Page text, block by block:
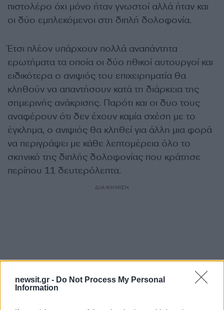
newsit.gr - Do Not Process My Personal
Information
πιστολέρο όχι μόνο ήταν γνωστοί αλλά ήταν και
οι δύο εμπλεκόμενοι στη διπλή δολοφονία.
Έτσι πλέον υπάρχουν πολλά αναπάντητα
ερωτήματα τα οποία οι δύο ηθικοί αυτουργοί και
ειδικότερα ο ανιψιός του επιχειρηματία θα
κληθούν να απαντήσουν κατά τη διάρκεια της
σημερινής ανάκρισης. Παρότι και οι δυο τους
αναφέρουν ότι δεν έχουν καμία σχέση με το
έγκλημα, ο ανιψιός θα κληθεί για άλλη μια φορά
να περιγράψει με κάθε λεπτομέρεια όλο το
σκηνικό της διπλής δολοφονίας που κράτησε
περίπου 11 δευτερόλεπτα.
ΔΙΑΦΗΜΙΣΗ